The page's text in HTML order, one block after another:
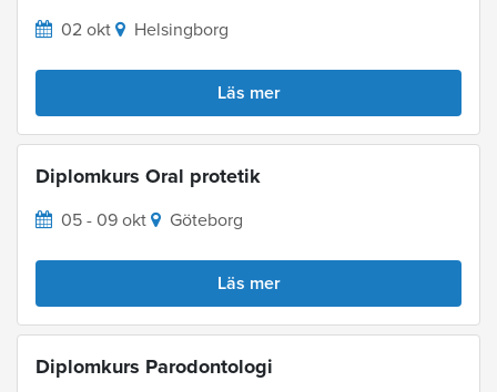
02 okt Helsingborg
Läs mer
Diplomkurs Oral protetik
05 - 09 okt Göteborg
Läs mer
Diplomkurs Parodontologi